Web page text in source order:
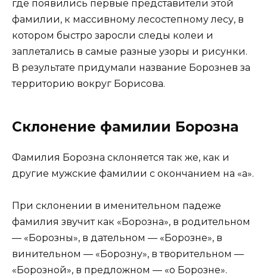
где появились первые представители этой
фамилии, к массивному лесостепному лесу, в
котором быстро заросли следы колеи и
заплетались в самые разные узоры и рисунки.
В результате придумали название Борознев за
территорию вокруг Борисова.
Склонение фамилии Борозна
Фамилия Борозна склоняется так же, как и
другие мужские фамилии с окончанием на «а».
При склонении в именительном падеже
фамилия звучит как «Борозна», в родительном
— «Борозны», в дательном — «Борозне», в
винительном — «Борозну», в творительном —
«Борозной», в предложном — «о Борозне».